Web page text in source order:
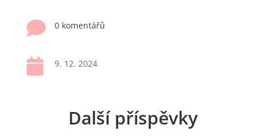
 0 komentářů
 9. 12. 2024
Další příspěvky